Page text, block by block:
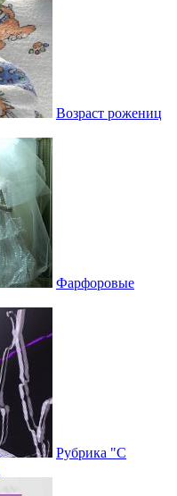
Возраст рожениц
Фарфоровые
Рубрика "С